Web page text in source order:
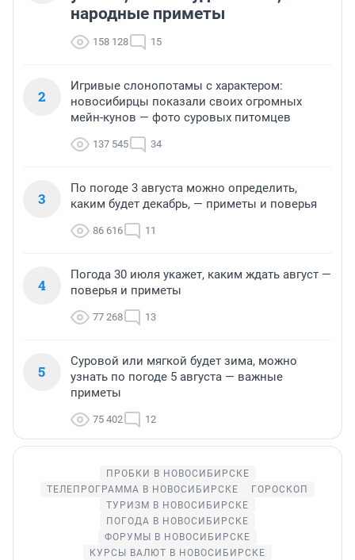
народные приметы
158 128 15
2
Игривые слонопотамы с характером:
новосибирцы показали своих огромных
мейн-кунов — фото суровых питомцев
137 545 34
3
По погоде 3 августа можно определить,
каким будет декабрь, — приметы и поверья
86 616 11
4
Погода 30 июля укажет, каким ждать август —
поверья и приметы
77 268 13
5
Суровой или мягкой будет зима, можно
узнать по погоде 5 августа — важные
приметы
75 402 12
ПРОБКИ В НОВОСИБИРСКЕ
ТЕЛЕПРОГРАММА В НОВОСИБИРСКЕ
ГОРОСКОП
ТУРИЗМ В НОВОСИБИРСКЕ
ПОГОДА В НОВОСИБИРСКЕ
ФОРУМЫ В НОВОСИБИРСКЕ
КУРСЫ ВАЛЮТ В НОВОСИБИРСКЕ